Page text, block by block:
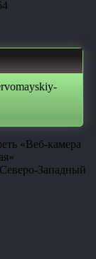
«Веб-камера
Западный